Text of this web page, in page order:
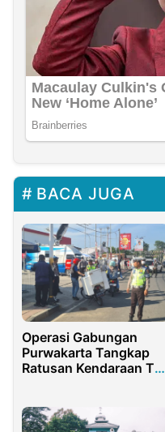
BACA JUGA
Operasi Gabungan
Purwakarta Tangkap
Ratusan Kendaraan Tak